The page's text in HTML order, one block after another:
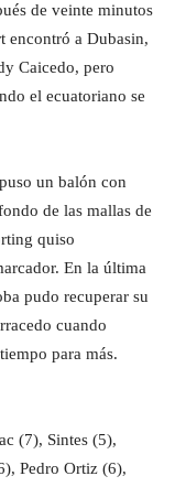
de veinte minutos
encontró a Dubasin,
Caicedo, pero
el ecuatoriano se
un balón con
de las mallas de
quiso
En la última
pudo recuperar su
cuando
para más.
(7), Sintes (5),
Pedro Ortiz (6),